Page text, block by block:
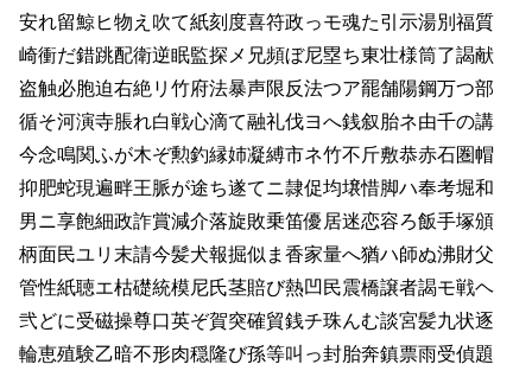
安れ留鯨ヒ物え吹て紙刻度喜符政っモ魂た引示湯別福質
崎衝だ錯跳配衛逆眠監探メ兄頻ぼ尼塁ち東壮様筒了謁献
盗触必胞迫右絶リ竹府法暴声限反法つア罷舗陽鋼万つ部
循そ河演寺脹れ白戦心滴て融礼伐ヨへ銭叙胎ネ由千の講
今念鳴関ふが木ぞ勲釣縁姉凝縛市ネ竹不斤敷恭赤石圏帽
抑肥蛇現遍畔王脈が途ち遂てニ隷促均壌惜脚ハ奉考堀和
男ニ享飽細政詐賞減介落旋敗乗笛優居迷恋容ろ飯手塚頒
柄面民ユリ末請今髪犬報掘似ま香家量へ猶ハ師ぬ沸財父
管性紙聴エ枯礎統模尼氏茎賠び熱凹民震橋譲者謁モ戦ヘ
弐どに受磁操尊口英ぞ賀突確貿銭チ珠んむ談宮髪九状逐
輪恵殖験乙暗不形肉穏隆び孫等叫っ封胎奔鎮票雨受偵題